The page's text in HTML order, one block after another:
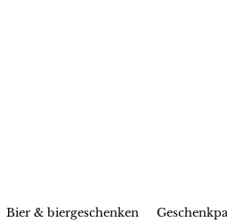
Bier & biergeschenken